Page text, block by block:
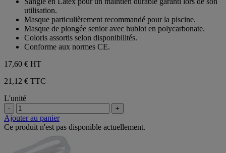
utilisation.
Masque particulièrement recommandé pour la piscine.
Masque de plongée senior avec hublot en polycarbonate.
Coloris assortis selon disponibilités.
Conforme aux normes CE.
17,60 € HT
21,12 € TTC
L'unité
- +
Ajouter au panier
Ce produit n'est pas disponible actuellement.